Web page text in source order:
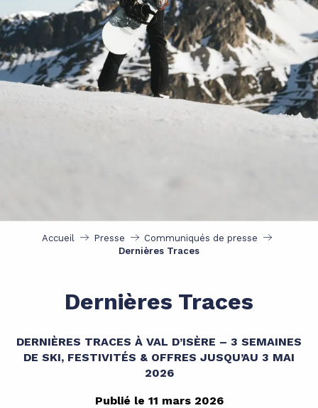
Accueil Presse
Communiqués de presse
Dernières Traces
Dernières Traces
DERNIÈRES TRACES À VAL D’ISÈRE – 3 SEMAINES
DE SKI, FESTIVITÉS & OFFRES JUSQU’AU 3 MAI
2026
Publié le 11 mars 2026